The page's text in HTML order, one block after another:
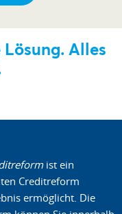
Alles
ist ein
Creditreform
ermöglicht. Die